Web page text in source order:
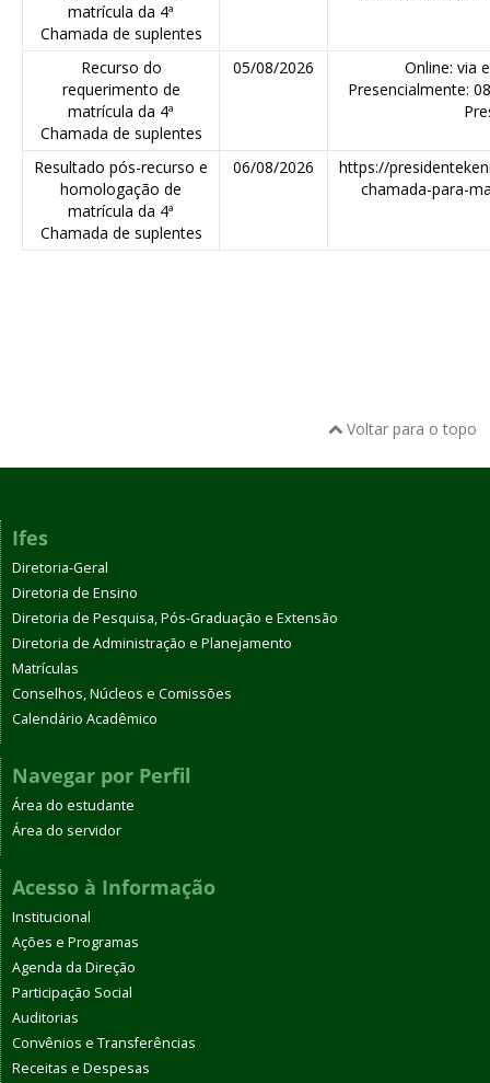
matrícula da 4ª
Chamada de suplentes
Recurso do
requerimento de
matrícula da 4ª
Chamada de suplentes
05/08/2026
Online: via
Presencialmente:
Resultado pós-recurso e
homologação de
matrícula da 4ª
Chamada de suplentes
06/08/2026
https://
chamada-para-
Voltar para o topo
Ifes
Diretoria-Geral
Diretoria de Ensino
Diretoria de Pesquisa, Pós-Graduação e Extensão
Diretoria de Administração e Planejamento
Matrículas
Conselhos, Núcleos e Comissões
Calendário Acadêmico
Navegar por Perfil
Área do estudante
Área do servidor
Acesso à Informação
Institucional
Ações e Programas
Agenda da Direção
Participação Social
Auditorias
Convênios e Transferências
Receitas e Despesas